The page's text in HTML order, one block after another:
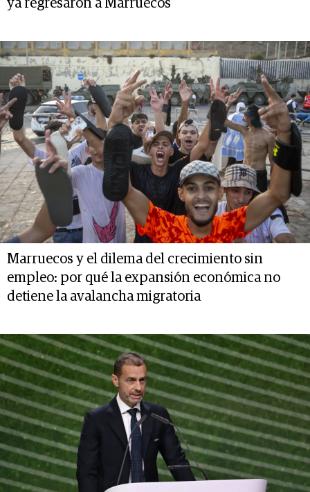
ya regresaron a Marruecos
Marruecos y el dilema del crecimiento sin
empleo: por qué la expansión económica no
detiene la avalancha migratoria